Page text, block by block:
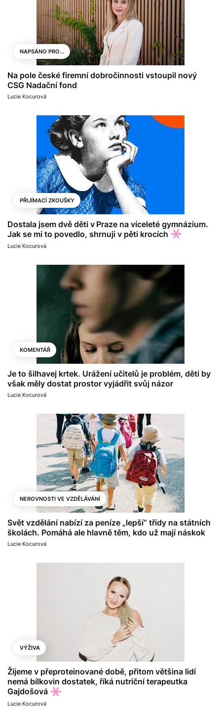
NAPSÁNO PRO...
Na pole české firemní dobročinnosti vstoupil nový
CSG Nadační fond
Lucie Kocurová
PŘIJÍMACÍ ZKOUŠKY
Dostala jsem dvě děti v Praze na víceleté gymnázium.
Jak se mi to povedlo, shrnuji v pěti krocích
Lucie Kocurová
KOMENTÁŘ
Je to šilhavej krtek. Urážení učitelů je problém, děti by
však měly dostat prostor vyjádřit svůj názor
Lucie Kocurová
NEROVNOSTI VE VZDĚLÁVÁNÍ
Svět vzdělání nabízí za peníze „lepší“ třídy na státních
školách. Pomáhá ale hlavně těm, kdo už mají náskok
Lucie Kocurová
VÝŽIVA
Žijeme v přeproteinované době, přitom většina lidí
nemá bílkovin dostatek, říká nutriční terapeutka
Gajdošová
Lucie Kocurová